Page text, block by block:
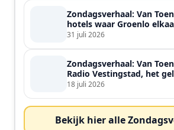
Zondagsverhaal: Van
hotels waar Groenlo
31 juli 2026
Zondagsverhaal: Van
Radio Vestingstad, het
de streek
18 juli 2026
Bekijk hier alle